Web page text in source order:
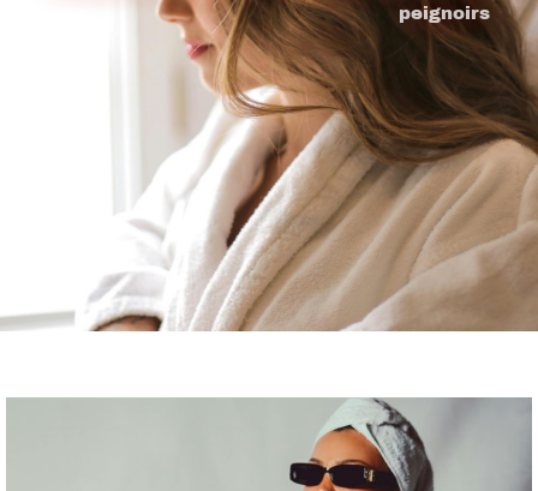
peignoirs